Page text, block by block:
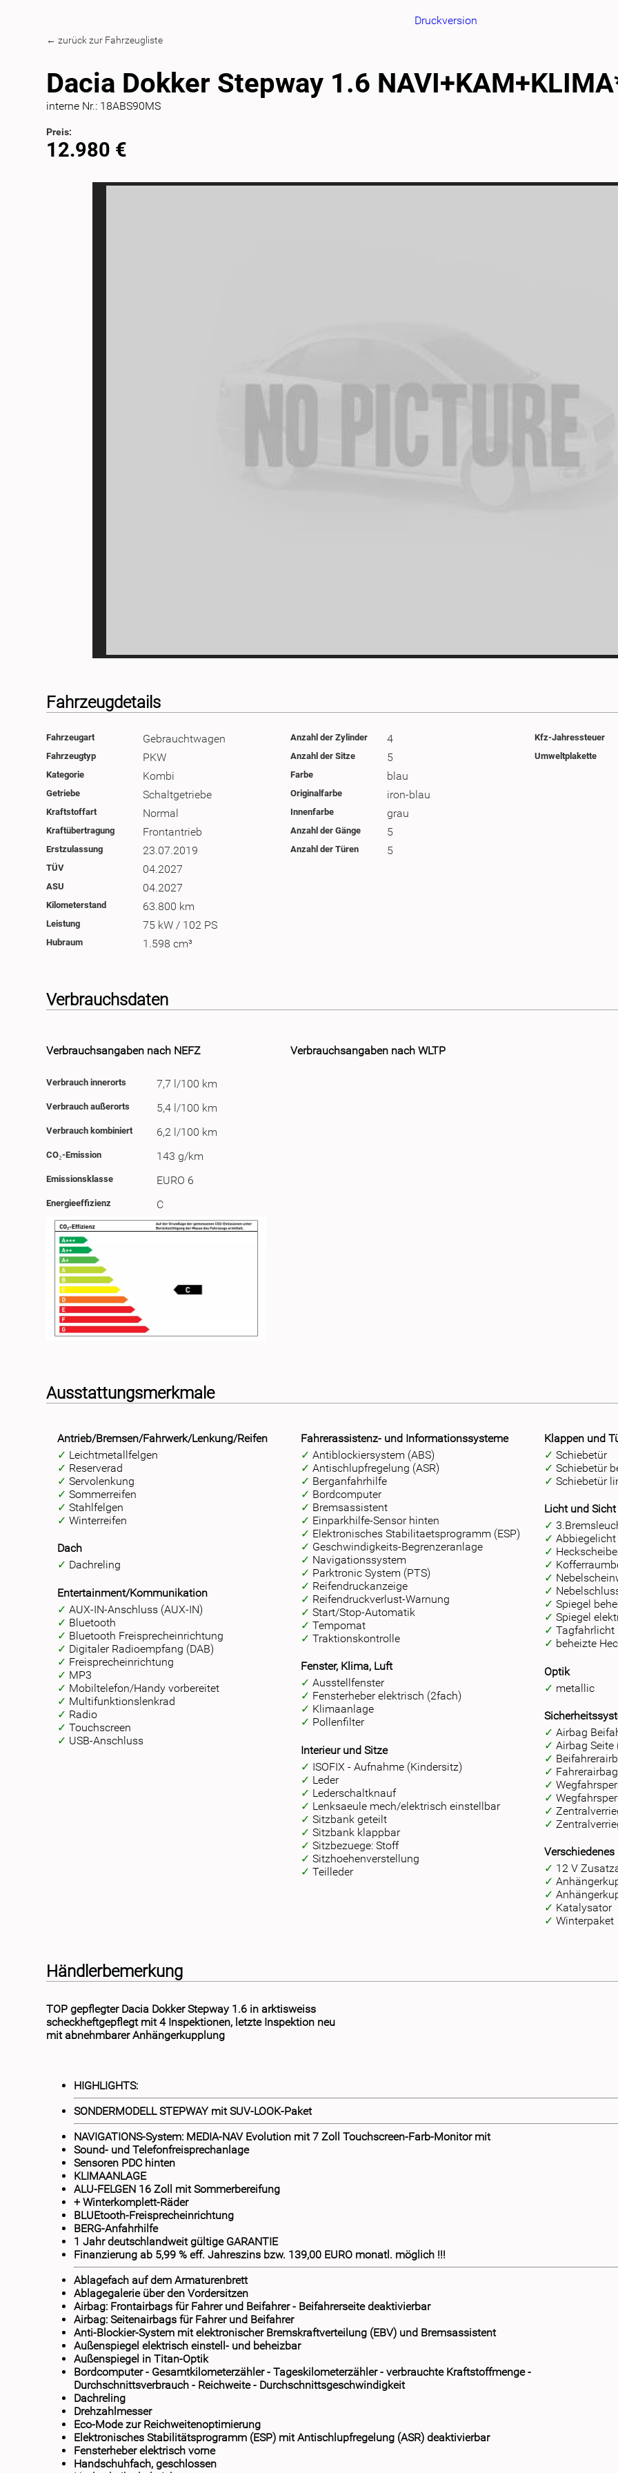
← zurück zur Fahrzeugliste
Druckversion
Dacia Dokker Stepway 1.6
interne Nr.: 18ABS90MS
Preis:
12.980 €
Fahrzeugdetails
Fahrzeugart Gebrauchtwagen
Fahrzeugtyp PKW
Kategorie Kombi
Getriebe Schaltgetriebe
Kraftstoffart Normal
Kraftübertragung Frontantrieb
Erstzulassung 23.07.2019
TÜV 04.2027
ASU 04.2027
Kilometerstand 63.800 km
Leistung 75 kW / 102 PS
Hubraum 1.598 cm³
Anzahl der Zylinder 4
Anzahl der Sitze 5
Farbe blau
Originalfarbe iron-blau
Innenfarbe grau
Anzahl der Gänge 5
Anzahl der Türen 5
Kfz-Jahressteuer
Umweltplakette
Verbrauchsdaten
Verbrauchsangaben nach NEFZ
Verbrauch innerorts 7,7 l/100 km
Verbrauch außerorts 5,4 l/100 km
Verbrauch kombiniert 6,2 l/100 km
CO₂-Emission 143 g/km
Emissionsklasse EURO 6
Energieeffizienz C
Verbrauchsangaben nach WLTP
Ausstattungsmerkmale
Antrieb/Bremsen/Fahrwerk/Lenkung/Reifen
Leichtmetallfelgen
Reserverad
Servolenkung
Sommerreifen
Stahlfelgen
Winterreifen
Dach
Dachreling
Entertainment/Kommunikation
AUX-IN-Anschluss (AUX-IN)
Bluetooth
Bluetooth Freisprecheinrichtung
Digitaler Radioempfang (DAB)
Freisprecheinrichtung
MP3
Mobiltelefon/Handy vorbereitet
Multifunktionslenkrad
Radio
Touchscreen
USB-Anschluss
Fahrerassistenz- und Informationssysteme
Antiblockiersystem (ABS)
Antischlupfregelung (ASR)
Berganfahrhilfe
Bordcomputer
Bremsassistent
Einparkhilfe-Sensor hinten
Elektronisches Stabilitaetsprogramm (ESP)
Geschwindigkeits-Begrenzeranlage
Navigationssystem
Parktronic System (PTS)
Reifendruckanzeige
Reifendruckverlust-Warnung
Start/Stop-Automatik
Tempomat
Traktionskontrolle
Fenster, Klima, Luft
Ausstellfenster
Fensterheber elektrisch (2fach)
Klimaanlage
Pollenfilter
Interieur und Sitze
ISOFIX - Aufnahme (Kindersitz)
Leder
Lederschaltknauf
Lenksaeule mech/elektrisch einstellbar
Sitzbank geteilt
Sitzbank klappbar
Sitzbezuege: Stoff
Sitzhoehenverstellung
Teilleder
Klappen und
Schiebetür
Schiebetür
Schiebetür
Licht und Sicht
Abbiegelicht
Spiegel
Spiegel
Tagfahrlicht
beheizte
Optik
metallic
Airbag
Airbag Seite
Fahrerairbag
Verschiedenes
12 V
Katalysator
Winterpaket
Händlerbemerkung
TOP gepflegter Dacia Dokker Stepway 1.6 in arktisweiss
scheckheftgepflegt mit 4 Inspektionen, letzte Inspektion neu
mit abnehmbarer Anhängerkupplung
HIGHLIGHTS:
SONDERMODELL STEPWAY mit SUV-LOOK-Paket
NAVIGATIONS-System: MEDIA-NAV Evolution mit 7 Zoll Touchscreen-Farb-Monitor mit
Sound- und Telefonfreisprechanlage
Sensoren PDC hinten
KLIMAANLAGE
ALU-FELGEN 16 Zoll mit Sommerbereifung
+ Winterkomplett-Räder
BLUEtooth-Freisprecheinrichtung
BERG-Anfahrhilfe
1 Jahr deutschlandweit gültige GARANTIE
Finanzierung ab 5,99 % eff. Jahreszins bzw. 139,00 EURO monatl. möglich !!!
Ablagefach auf dem Armaturenbrett
Ablagegalerie über den Vordersitzen
Airbag: Frontairbags für Fahrer und Beifahrer - Beifahrerseite deaktivierbar
Airbag: Seitenairbags für Fahrer und Beifahrer
Anti-Blockier-System mit elektronischer Bremskraftverteilung (EBV) und Bremsassistent
Außenspiegel elektrisch einstell- und beheizbar
Außenspiegel in Titan-Optik
Bordcomputer - Gesamtkilometerzähler - Tageskilometerzähler - verbrauchte Kraftstoffmenge -
Durchschnittsverbrauch - Reichweite - Durchschnittsgeschwindigkeit
Dachreling
Drehzahlmesser
Eco-Mode zur Reichweitenoptimierung
Elektronisches Stabilitätsprogramm (ESP) mit Antischlupfregelung (ASR) deaktivierbar
Fensterheber elektrisch vorne
Handschuhfach, geschlossen